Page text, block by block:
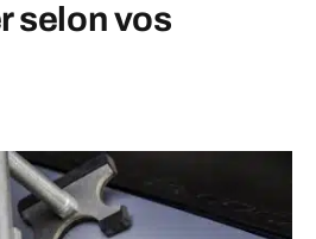
selon vos